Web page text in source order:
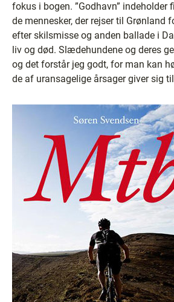
fokus i bogen. ”Godhavn” indeholder
de mennesker, der rejser til Grønland
efter skilsmisse og anden ballade i
liv og død. Slædehundene og deres
og det forstår jeg godt, for man kan
de af uransagelige årsager giver sig